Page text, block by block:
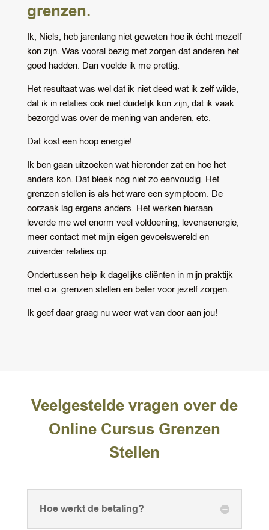
grenzen.
Ik, Niels, heb jarenlang niet geweten hoe ik écht mezelf
kon zijn. Was vooral bezig met zorgen dat anderen het
goed hadden. Dan voelde ik me prettig.
Het resultaat was wel dat ik niet deed wat ik zelf wilde,
dat ik in relaties ook niet duidelijk kon zijn, dat ik vaak
bezorgd was over de mening van anderen, etc.
Dat kost een hoop energie!
Ik ben gaan uitzoeken wat hieronder zat en hoe het
anders kon. Dat bleek nog niet zo eenvoudig. Het
grenzen stellen is als het ware een symptoom. De
oorzaak lag ergens anders. Het werken hieraan
leverde me wel enorm veel voldoening, levensenergie,
meer contact met mijn eigen gevoelswereld en
zuiverder relaties op.
Ondertussen help ik dagelijks cliënten in mijn praktijk
met o.a. grenzen stellen en beter voor jezelf zorgen.
Ik geef daar graag nu weer wat van door aan jou!
Veelgestelde vragen over de
Online Cursus Grenzen
Stellen
Hoe werkt de betaling?